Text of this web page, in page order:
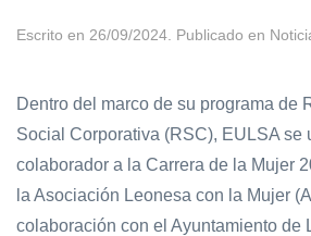
Escrito en 26/09/2024 . Publicado en
Dentro del marco de su programa de
Social Corporativa (RSC), EULSA se
colaborador a la Carrera de la Mujer
la Asociación Leonesa con la Mujer
colaboración con el Ayuntamiento de